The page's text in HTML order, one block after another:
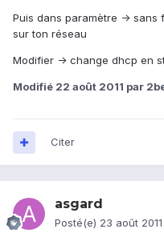
Puis dans paramètre ->
sur ton réseau
Modifier -> change dhcp en
Modifié 22 août 2011 par
Citer
asgard
Posté(e) 23 août 2011